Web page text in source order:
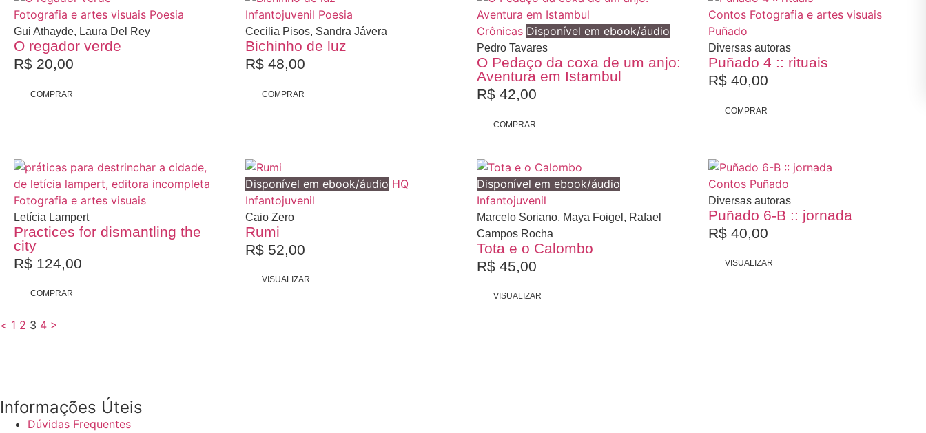
Fotografia e artes visuais Poesia
Gui Athayde, Laura Del Rey
O regador verde
R$ 20,00
COMPRAR
Infantojuvenil Poesia
Cecilia Pisos, Sandra Jávera
Bichinho de luz
R$ 48,00
COMPRAR
Crônicas Disponível em ebook/áudio
Pedro Tavares
O Pedaço da coxa de um anjo:
Aventura em Istambul
R$ 42,00
COMPRAR
Contos Fotografia e artes visuais
Puñado
Diversas autoras
Puñado 4 :: rituais
R$ 40,00
COMPRAR
Fotografia e artes visuais
Letícia Lampert
Practices for dismantling the
city
R$ 124,00
COMPRAR
Disponível em ebook/áudio HQ
Infantojuvenil
Caio Zero
Rumi
R$ 52,00
VISUALIZAR
Disponível em ebook/áudio
Infantojuvenil
Marcelo Soriano, Maya Foigel, Rafael
Campos Rocha
Tota e o Calombo
R$ 45,00
VISUALIZAR
Contos Puñado
Diversas autoras
Puñado 6-B :: jornada
R$ 40,00
VISUALIZAR
< 1 2 3 4 >
Informações Úteis
Dúvidas Frequentes